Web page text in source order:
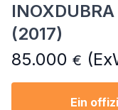
(2017)
85.000 €
Ein